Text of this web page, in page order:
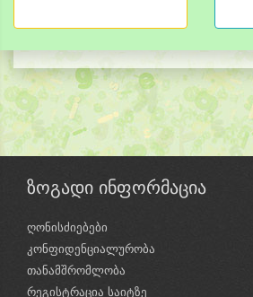
ზოგადი ინფორმაცია
ღონისძიებები
კონფიდენციალურობა
თანამშრომლობა
რეგისტრაცია საიტზე